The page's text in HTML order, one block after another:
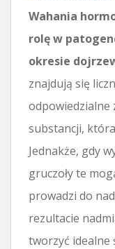
Wahania
rolę w
okresie
znajdują się
odpowiedzialne
substancji,
Jednakże, gdy
gruczoły te
prowadzi do
rezultacie
tworzyć idealne